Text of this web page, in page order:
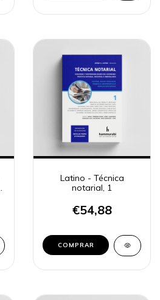
Latino - Técnica
notarial, 1
€54,88
COMPRAR